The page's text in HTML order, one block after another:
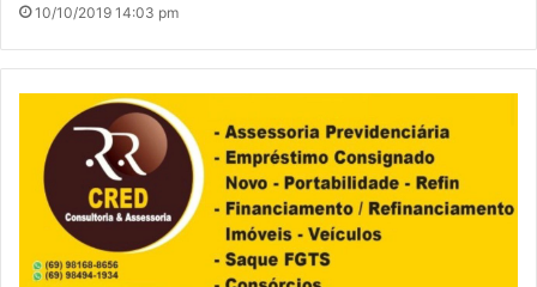
10/10/2019 14:03 pm